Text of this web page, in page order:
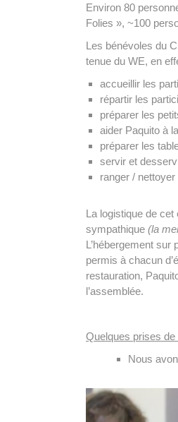
Environ 80
Folies », ~100
Les bénévoles du
tenue du WE, en
accueillir les
répartir les
préparer les
aider Paquito à
préparer les
servir et
ranger / nettoyer
La logistique de
sympathique (la
L’hébergement
permis à chacun
restauration,
l’assemblée.
Quelques prises de
Nous